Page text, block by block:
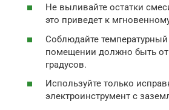
Не выливайте остатки
это приведет к
Соблюдайте
помещении должно быть от
градусов.
Используйте только
электроинструмент с